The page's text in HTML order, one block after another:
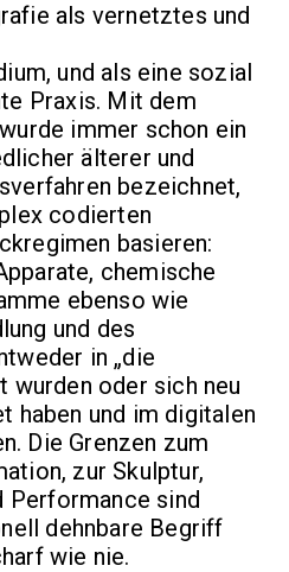
als vernetztes und
und als eine sozial
Praxis. Mit dem
immer schon ein
älterer und
bezeichnet,
codierten
basieren:
chemische
ebenso wie
und des
in „die
wurden oder sich neu
haben und im digitalen
Die Grenzen zum
zur Skulptur,
Performance sind
dehnbare Begriff
wie nie.